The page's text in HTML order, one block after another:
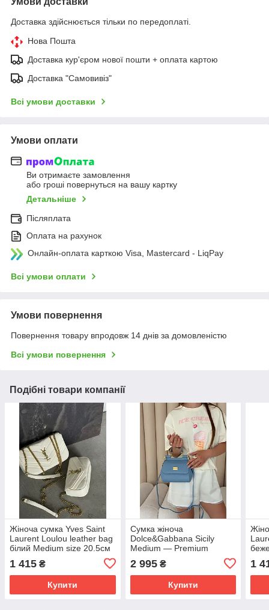
Доставка здійснюється тільки по передоплаті.
Нова Пошта
Доставка кур'єром нової пошти + оплата картою
Доставка "Самовивіз"
Всі умови доставки
Умови оплати
Ви отримаєте замовлення
або гроші повернуться на вашу картку
Детальніше
Післяплата
Оплата на рахунок
Онлайн-оплата карткою Visa, Mastercard - LiqPay
Всі умови оплати
Умови повернення
Повернення товару впродовж 14 днів за домовленістю
Всі умови повернення
Подібні товари компанії
Жіноча сумка Yves Saint
Laurent Loulou leather bag
білий Medium size 20.5см
1 415 ₴
Купити
Сумка жіноча
Dolce&Gabbana Sicily
Medium — Premium
2 995₴
Купити
1